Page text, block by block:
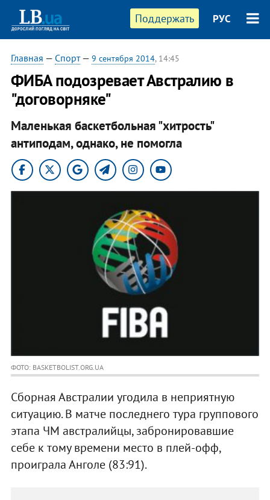
Поддержать РУС
Главная — Спорт— 9 сентября 2014, 14:45
ФИБА подозревает Австралию в
"договорняке"
Маленькая баскетбольная "хитрость"
антиподам, однако, не помогла
ФОТО: BASKETBOLIST.ORG.UA
Сборная Австралии угодила в неприятную
ситуацию. В матче последнего тура группового
этапа ЧМ австралийцы, забронировавшие
себе к тому времени место в плей-офф,
проиграла Анголе (83:91).